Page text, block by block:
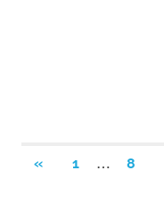
Pagination
«PREVIOUS
1 … 8